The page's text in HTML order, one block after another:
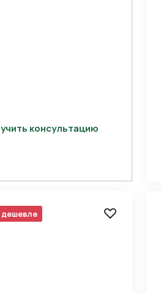
консультацию